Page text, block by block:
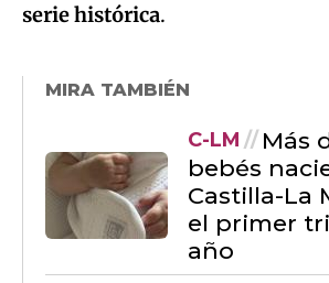
serie histórica.
MIRA TAMBIÉN
C-LM
Más
bebés
Castilla-La
el primer
año